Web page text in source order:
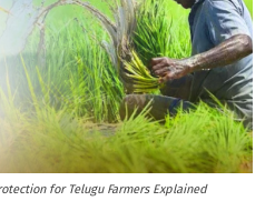
for Telugu Farmers Explained